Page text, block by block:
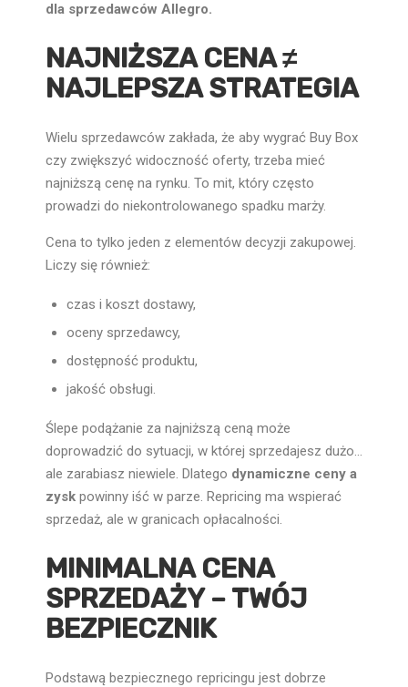
dla sprzedawców Allegro.
NAJNIŻSZA CENA ≠
NAJLEPSZA STRATEGIA
Wielu sprzedawców zakłada, że aby wygrać Buy Box
czy zwiększyć widoczność oferty, trzeba mieć
najniższą cenę na rynku. To mit, który często
prowadzi do niekontrolowanego spadku marży.
Cena to tylko jeden z elementów decyzji zakupowej.
Liczy się również:
czas i koszt dostawy,
oceny sprzedawcy,
dostępność produktu,
jakość obsługi.
Ślepe podążanie za najniższą ceną może
doprowadzić do sytuacji, w której sprzedajesz dużo…
ale zarabiasz niewiele. Dlatego dynamiczne ceny a
zysk powinny iść w parze. Repricing ma wspierać
sprzedaż, ale w granicach opłacalności.
MINIMALNA CENA
SPRZEDAŻY – TWÓJ
BEZPIECZNIK
Podstawą bezpiecznego repricingu jest dobrze